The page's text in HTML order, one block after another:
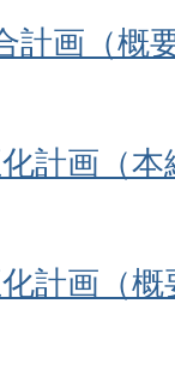
計画（概
計画（
計画（